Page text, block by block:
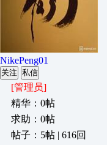
NikePeng01
关注 私信
[管理员]
精华：0帖
求助：0帖
帖子：5帖 | 616回